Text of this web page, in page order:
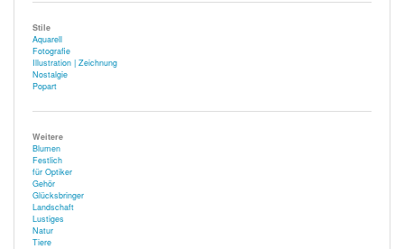
Stile
Aquarell
Fotografie
Illustration | Zeichnung
Nostalgie
Popart
Weitere
Blumen
Festlich
für Optiker
Gehör
Glücksbringer
Landschaft
Lustiges
Natur
Tiere